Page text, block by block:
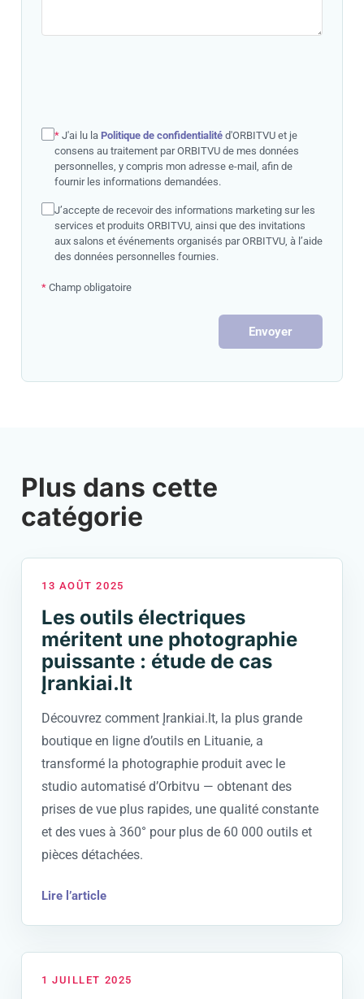
* J'ai lu la Politique de confidentialité d'ORBITVU et je
consens au traitement par ORBITVU de mes données
personnelles, y compris mon adresse e-mail, afin de
fournir les informations demandées.
J’accepte de recevoir des informations marketing sur les
services et produits ORBITVU, ainsi que des invitations
aux salons et événements organisés par ORBITVU, à l’aide
des données personnelles fournies.
* Champ obligatoire
Envoyer
Plus dans cette
catégorie
13 AOÛT 2025
Les outils électriques
méritent une photographie
puissante : étude de cas
Įrankiai.lt
Découvrez comment Įrankiai.lt, la plus grande
boutique en ligne d’outils en Lituanie, a
transformé la photographie produit avec le
studio automatisé d’Orbitvu — obtenant des
prises de vue plus rapides, une qualité constante
et des vues à 360° pour plus de 60 000 outils et
pièces détachées.
Lire l’article
1 JUILLET 2025